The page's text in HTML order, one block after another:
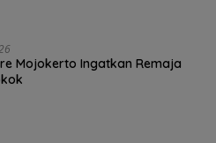
Mojokerto Ingatkan Remaja